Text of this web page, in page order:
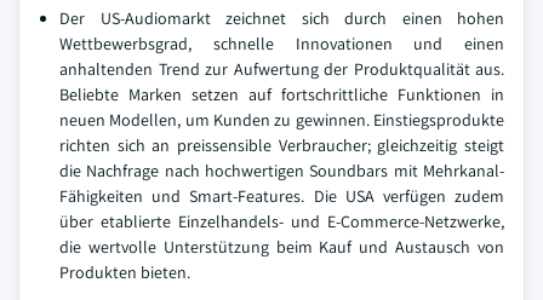
Der US-Audiomarkt zeichnet sich durch einen hohen
Wettbewerbsgrad, schnelle Innovationen und einen
anhaltenden Trend zur Aufwertung der Produktqualität aus.
Beliebte Marken setzen auf fortschrittliche Funktionen in
neuen Modellen, um Kunden zu gewinnen. Einstiegsprodukte
richten sich an preissensible Verbraucher; gleichzeitig steigt
die Nachfrage nach hochwertigen Soundbars mit Mehrkanal-
Fähigkeiten und Smart-Features. Die USA verfügen zudem
über etablierte Einzelhandels- und E-Commerce-Netzwerke,
die wertvolle Unterstützung beim Kauf und Austausch von
Produkten bieten.